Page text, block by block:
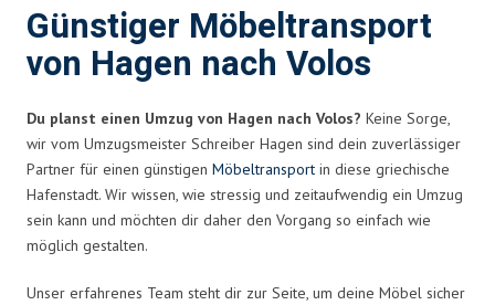
Günstiger Möbeltransport
von Hagen nach Volos
Du planst einen Umzug von Hagen nach Volos? Keine Sorge,
wir vom Umzugsmeister Schreiber Hagen sind dein zuverlässiger
Partner für einen günstigen Möbeltransport in diese griechische
Hafenstadt. Wir wissen, wie stressig und zeitaufwendig ein Umzug
sein kann und möchten dir daher den Vorgang so einfach wie
möglich gestalten.
Unser erfahrenes Team steht dir zur Seite, um deine Möbel sicher